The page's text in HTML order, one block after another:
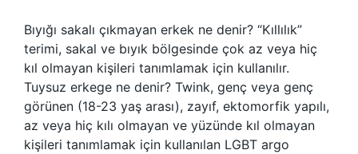
Bıyığı sakalı çıkmayan erkek ne denir? “Kıllılık”
terimi, sakal ve bıyık bölgesinde çok az veya hiç
kıl olmayan kişileri tanımlamak için kullanılır.
Tuysuz erkege ne denir? Twink, genç veya genç
görünen (18-23 yaş arası), zayıf, ektomorfik yapılı,
az veya hiç kılı olmayan ve yüzünde kıl olmayan
kişileri tanımlamak için kullanılan LGBT argo